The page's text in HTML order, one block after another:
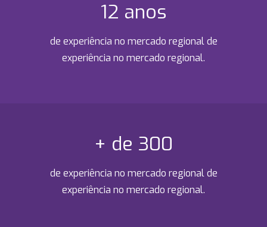
12 anos
de experiência no mercado regional de
experiência no mercado regional.
+ de 300
de experiência no mercado regional de
experiência no mercado regional.